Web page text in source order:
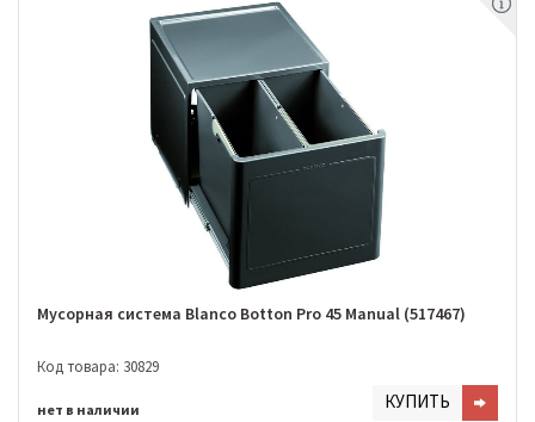
Мусорная система Blanco Botton Pro 45 Manual (517467)
Код товара: 30829
нет в наличии КУПИТЬ